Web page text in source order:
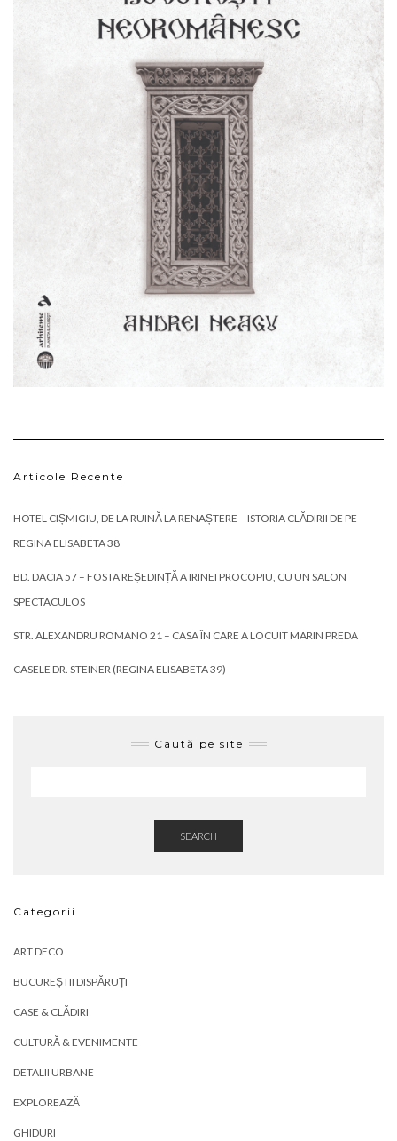
Articole Recente
HOTEL CIȘMIGIU, DE LA RUINĂ LA RENAȘTERE – ISTORIA CLĂDIRII DE PE
REGINA ELISABETA 38
BD. DACIA 57 – FOSTA REȘEDINȚĂ A IRINEI PROCOPIU, CU UN SALON
SPECTACULOS
STR. ALEXANDRU ROMANO 21 – CASA ÎN CARE A LOCUIT MARIN PREDA
CASELE DR. STEINER (REGINA ELISABETA 39)
Caută pe site
SEARCH
Categorii
ART DECO
BUCUREȘTII DISPĂRUȚI
CASE & CLĂDIRI
CULTURĂ & EVENIMENTE
DETALII URBANE
EXPLOREAZĂ
GHIDURI